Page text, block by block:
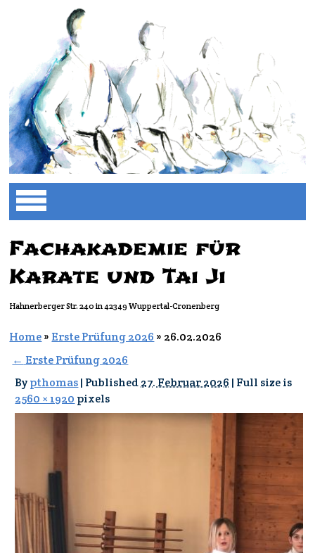
Fachakademie für
Karate und Tai Ji
Hahnerberger Str. 240 in 42349 Wuppertal-Cronenberg
Home» Erste Prüfung 2026 » 26.02.2026
← Erste Prüfung 2026
Bypthomas| Published27. Februar 2026 | Full size is
2560 × 1920 pixels